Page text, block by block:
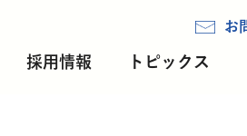
採用情報 トピックス